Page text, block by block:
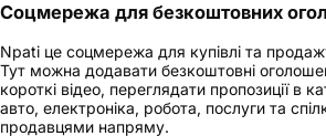
Соцмережа для безкоштовних
Npati це соцмережа для купівлі та
Тут можна додавати безкоштовні
короткі відео, переглядати пропозиції в
авто, електроніка, робота, послуги та
продавцями напряму.